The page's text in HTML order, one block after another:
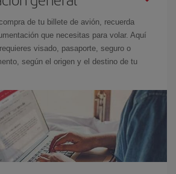
de tu billete de avión, recuerda
que necesitas para volar. Aquí
visado, pasaporte, seguro o
según el origen y el destino de tu